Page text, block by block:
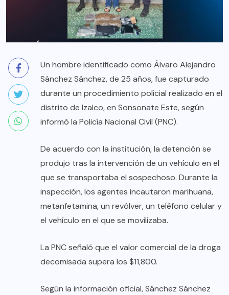
Un hombre identificado como Álvaro Alejandro
Sánchez Sánchez, de 25 años, fue capturado
durante un procedimiento policial realizado en el
distrito de Izalco, en Sonsonate Este, según
informó la Policía Nacional Civil (PNC).
De acuerdo con la institución, la detención se
produjo tras la intervención de un vehículo en el
que se transportaba el sospechoso. Durante la
inspección, los agentes incautaron marihuana,
metanfetamina, un revólver, un teléfono celular y
el vehículo en el que se movilizaba.
La PNC señaló que el valor comercial de la droga
decomisada supera los $11,800.
Según la información oficial, Sánchez Sánchez